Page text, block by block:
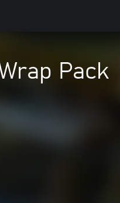
Pack